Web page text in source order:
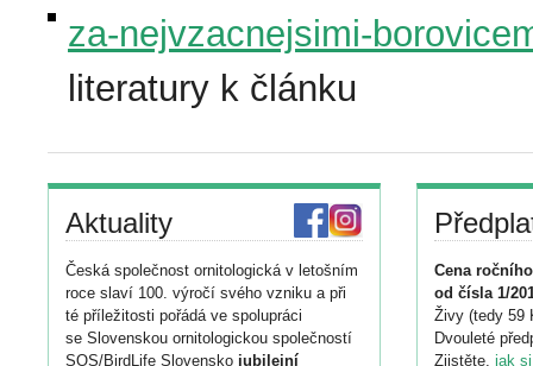
za-nejvzacnejsimi-
literatury k článku
Aktuality
Česká společnost ornitologická v letošním
roce slaví 100. výročí svého vzniku a při
té příležitosti pořádá ve spolupráci
se Slovenskou ornitologickou společností
SOS/BirdLife Slovensko jubilejní
Cena
od čísla 1/
Živy (tedy 59
Dvouleté
Zjistěte, jak